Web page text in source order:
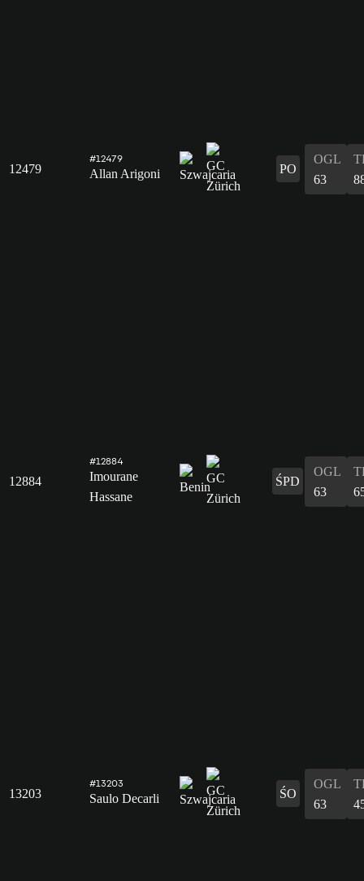
12479
#12479
Allan Arigoni PO
OGL
63
12884
#12884
Imourane
Hassane
ŚPD
OGL
63
13203
#13203
Saulo Decarli ŚO
OGL
63